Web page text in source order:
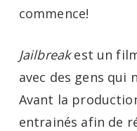
commence!
Jailbreakest un
avec des gens qui
Avant la
entrainés afin de